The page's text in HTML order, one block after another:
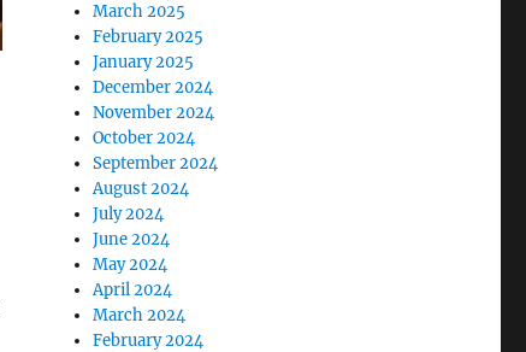
March 2025
February 2025
January 2025
December 2024
November 2024
October 2024
September 2024
August 2024
July 2024
June 2024
May 2024
April 2024
March 2024
February 2024